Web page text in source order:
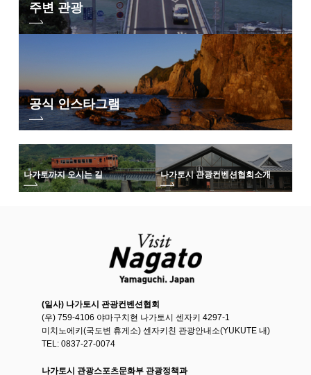
주변 관광
공식 인스타그램
나가토까지 오시는 길 나가토시 관광컨벤션협회소개
(일사) 나가토시 관광컨벤션협회
(우) 759-4106 야마구치현 나가토시 센자키 4297-1
미치노에키(국도변 휴게소) 센자키친 관광안내소(YUKUTE 내)
TEL: 0837-27-0074
나가토시 관광스포츠문화부 관광정책과